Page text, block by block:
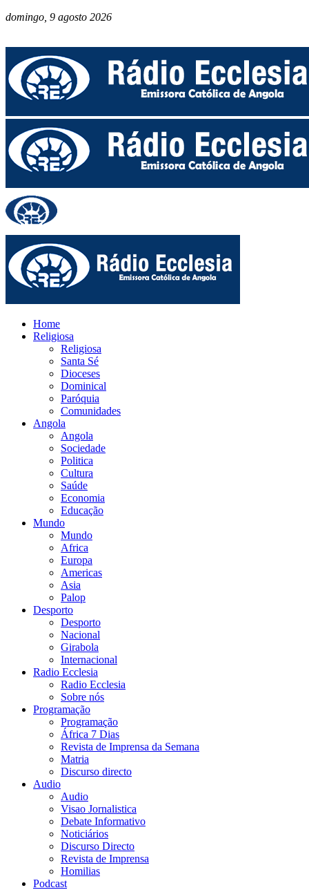
domingo, 9 agosto 2026
Home
Religiosa
Religiosa
Santa Sé
Dioceses
Dominical
Paróquia
Comunidades
Angola
Angola
Sociedade
Politica
Cultura
Saúde
Economia
Educação
Mundo
Mundo
Africa
Europa
Americas
Asia
Palop
Desporto
Desporto
Nacional
Girabola
Internacional
Radio Ecclesia
Radio Ecclesia
Sobre nós
Programação
Programação
África 7 Dias
Revista de Imprensa da Semana
Matria
Discurso directo
Audio
Audio
Visao Jornalistica
Debate Informativo
Noticiários
Discurso Directo
Revista de Imprensa
Homilias
Podcast